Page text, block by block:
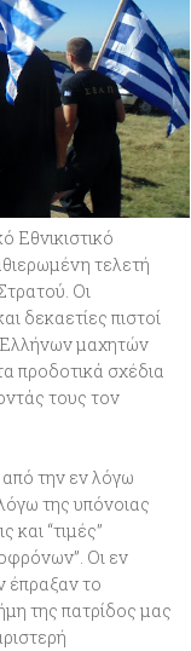
Εθνικιστικό
τελετή
Οι
δεκαετίες πιστοί
Ελλήνων μαχητών
προδοτικά σχέδια
τους τον
την εν λόγω
της υπόνοιας
“τιμές”
Οι εν
έπραξαν το
της πατρίδος μας